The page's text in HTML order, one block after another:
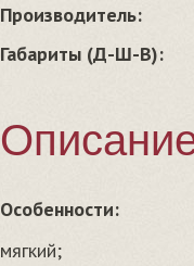
Производитель:
Габариты (Д-Ш-В):
Особенности:
мягкий;